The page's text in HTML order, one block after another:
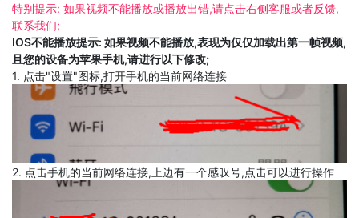
特别提示: 如果视频不能播放或播放出错,请点击右侧客服或者反馈,
联系我们;
IOS不能播放提示: 如果视频不能播放,表现为仅仅加载出第一帧视频,
且您的设备为苹果手机,请进行以下修改;
1. 点击"设置"图标,打开手机的当前网络连接
2. 点击手机的当前网络连接,上边有一个感叹号,点击可以进行操作